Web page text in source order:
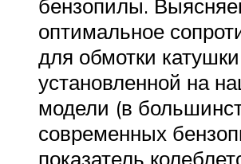
бензопилы.
оптимальное
для обмотки
установленной на
модели (в
современных
показатель